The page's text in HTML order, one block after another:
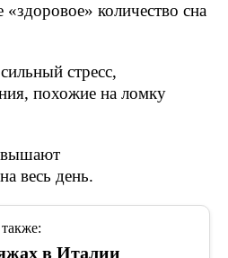
количество сна
стресс,
похожие на ломку
весь день.
в Италии